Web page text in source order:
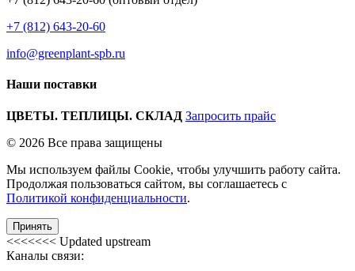
+7 (812) 643-20-60
info@greenplant-spb.ru
Наши поставки
ЦВЕТЫ. ТЕПЛИЦЫ. СКЛАД Запросить прайс
© 2026 Все права защищены
Мы используем файлы Cookie, чтобы улучшить работу сайта.
Продолжая пользоваться сайтом, вы соглашаетесь с
Политикой конфиденциальности.
Принять
<<<<<<< Updated upstream
Каналы связи: